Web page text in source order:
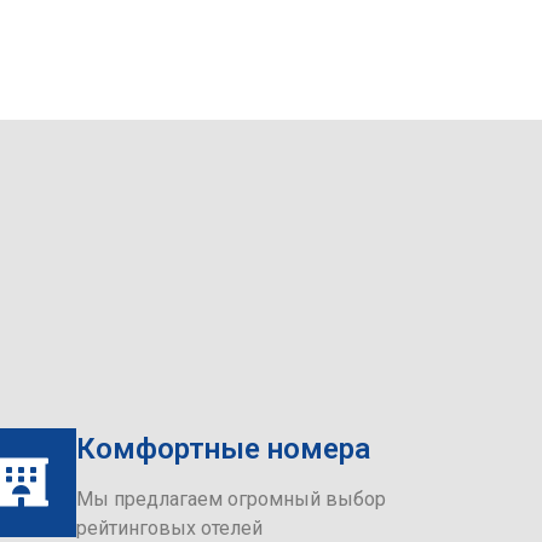
Комфортные номера
Мы предлагаем огромный выбор
рейтинговых отелей